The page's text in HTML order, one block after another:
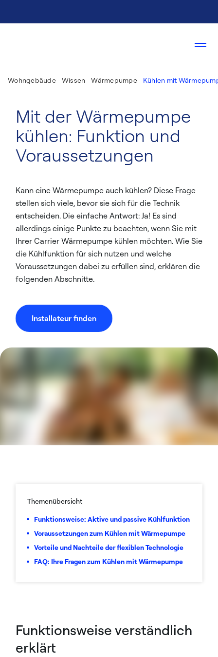
Wohngebäude Wissen Wärmepumpe Kühlen mit
Mit der Wärmepumpe
kühlen: Funktion und
Voraussetzungen
Kann eine Wärmepumpe auch kühlen? Diese Frage
stellen sich viele, bevor sie sich für die Technik
entscheiden. Die einfache Antwort: Ja! Es sind
allerdings einige Punkte zu beachten, wenn Sie mit
Ihrer Carrier Wärmepumpe kühlen möchten. Wie Sie
die Kühlfunktion für sich nutzen und welche
Voraussetzungen dabei zu erfüllen sind, erklären die
folgenden Abschnitte.
Installateur finden
Themenübersicht
Funktionsweise: Aktive und passive Kühlfunktion
Voraussetzungen zum Kühlen mit Wärmepumpe
Vorteile und Nachteile der flexiblen Technologie
FAQ: Ihre Fragen zum Kühlen mit Wärmepumpe
Funktionsweise verständlich
erklärt